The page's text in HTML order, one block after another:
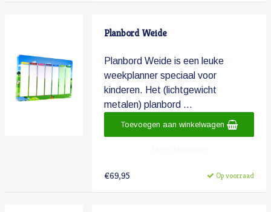
Planbord Weide
Planbord Weide is een leuke
weekplanner speciaal voor
kinderen. Het (lichtgewicht
metalen) planbord ...
€69,95 Op voorraad
Toevoegen aan winkelwagen